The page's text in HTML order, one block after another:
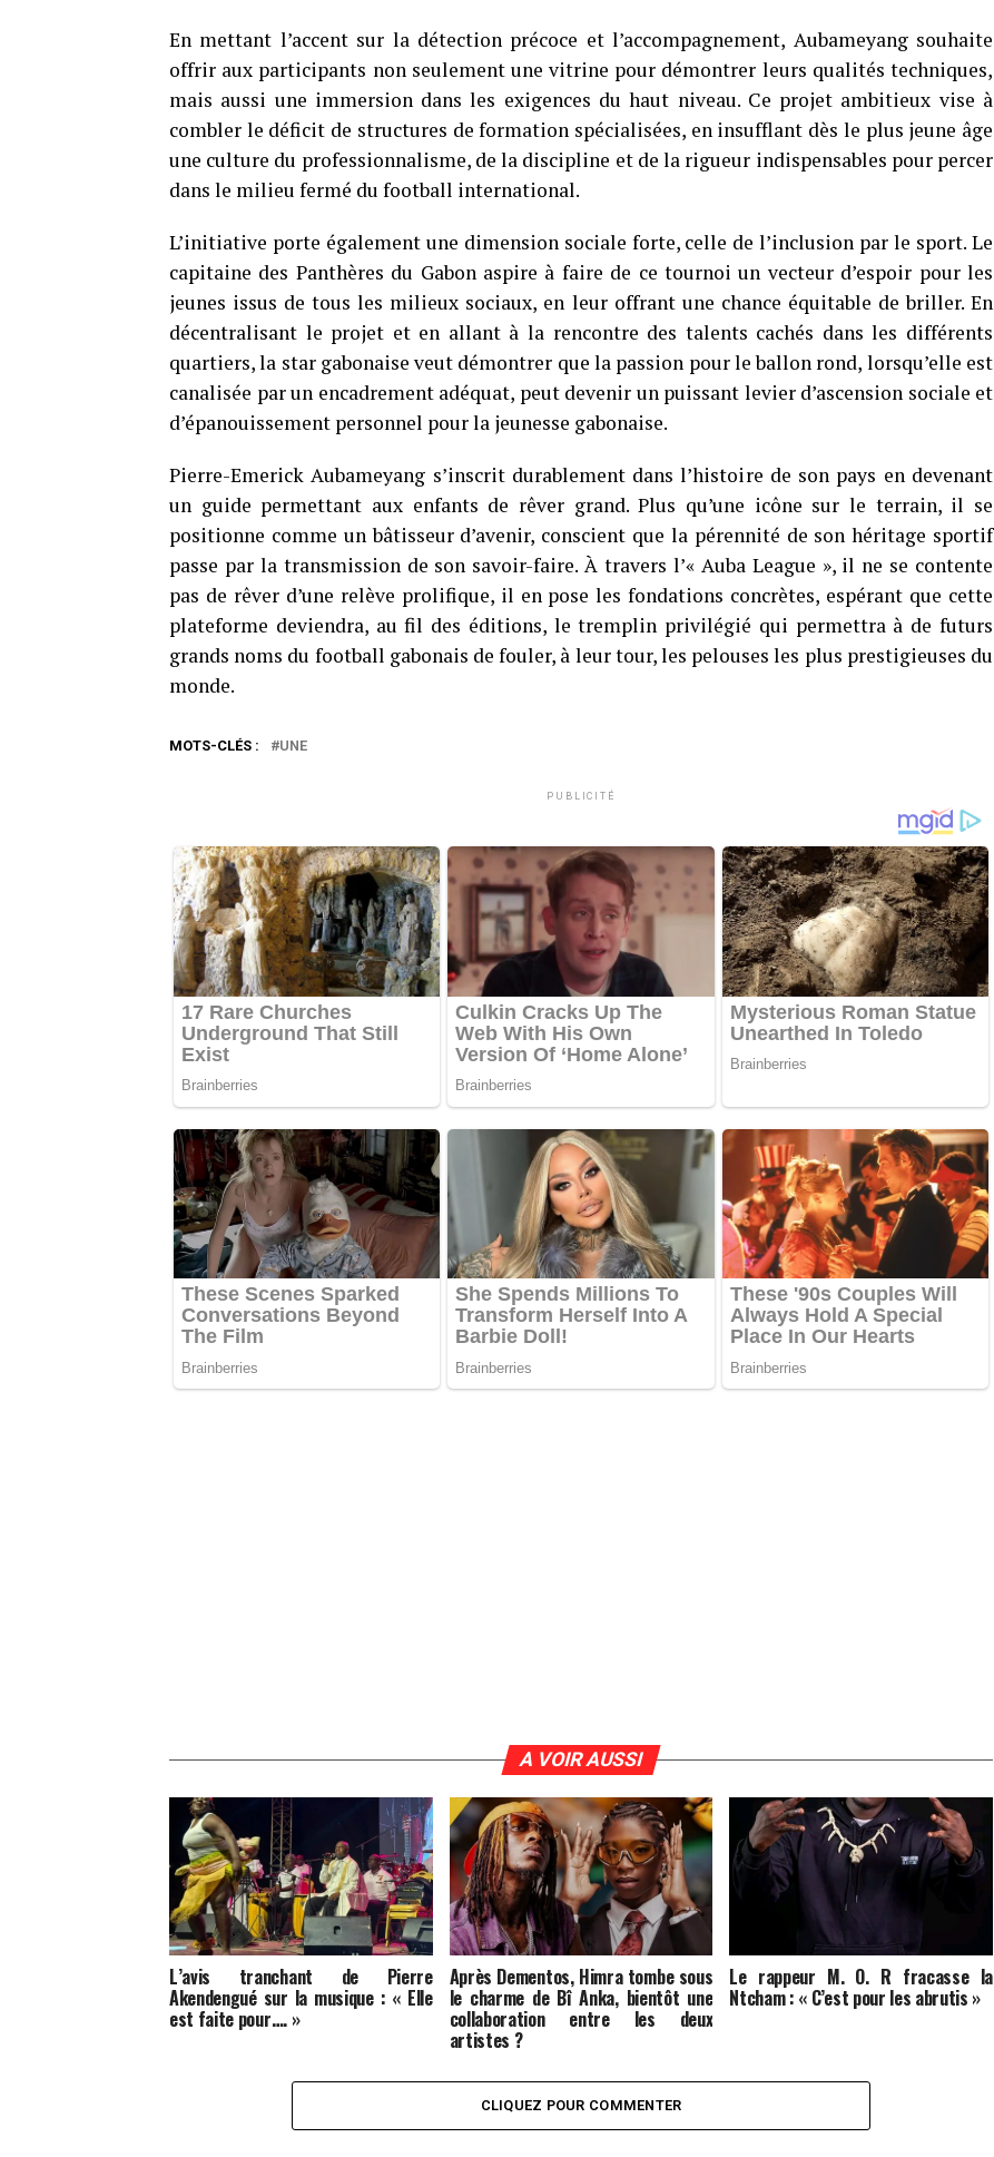
En mettant l’accent sur la détection précoce et l’accompagnement, Aubameyang souhaite
offrir aux participants non seulement une vitrine pour démontrer leurs qualités techniques,
mais aussi une immersion dans les exigences du haut niveau. Ce projet ambitieux vise à
combler le déficit de structures de formation spécialisées, en insufflant dès le plus jeune âge
une culture du professionnalisme, de la discipline et de la rigueur indispensables pour percer
dans le milieu fermé du football international.
L’initiative porte également une dimension sociale forte, celle de l’inclusion par le sport. Le
capitaine des Panthères du Gabon aspire à faire de ce tournoi un vecteur d’espoir pour les
jeunes issus de tous les milieux sociaux, en leur offrant une chance équitable de briller. En
décentralisant le projet et en allant à la rencontre des talents cachés dans les différents
quartiers, la star gabonaise veut démontrer que la passion pour le ballon rond, lorsqu’elle est
canalisée par un encadrement adéquat, peut devenir un puissant levier d’ascension sociale et
d’épanouissement personnel pour la jeunesse gabonaise.
Pierre-Emerick Aubameyang s’inscrit durablement dans l’histoire de son pays en devenant
un guide permettant aux enfants de rêver grand. Plus qu’une icône sur le terrain, il se
positionne comme un bâtisseur d’avenir, conscient que la pérennité de son héritage sportif
passe par la transmission de son savoir-faire. À travers l’« Auba League », il ne se contente
pas de rêver d’une relève prolifique, il en pose les fondations concrètes, espérant que cette
plateforme deviendra, au fil des éditions, le tremplin privilégié qui permettra à de futurs
grands noms du football gabonais de fouler, à leur tour, les pelouses les plus prestigieuses du
monde.
MOTS-CLÉS : UNE
PUBLICITÉ
A VOIR AUSSI
L’avis tranchant de Pierre
Akendengué sur la musique : « Elle
est faite pour…. »
Après Dementos, Himra tombe sous
le charme de Bî Anka, bientôt une
collaboration entre les deux
artistes ?
Le rappeur M. O. R fracasse la
Ntcham : « C’est pour les abrutis »
CLIQUEZ POUR COMMENTER